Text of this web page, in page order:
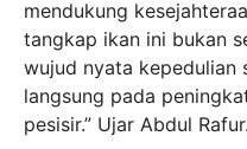
mendukung
tangkap ikan ini bukan
wujud nyata kepedulian
langsung pada
pesisir.” Ujar Abdul Rafur.